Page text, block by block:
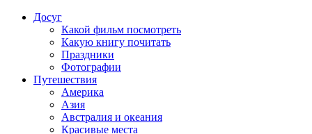
Досуг
Какой фильм посмотреть
Какую книгу почитать
Праздники
Фотографии
Путешествия
Америка
Азия
Австралия и океания
Красивые места